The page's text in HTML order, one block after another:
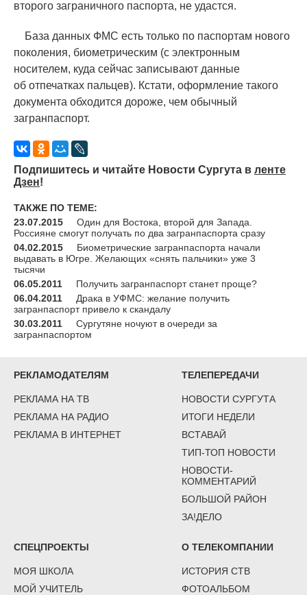
второго заграничного паспорта, не удастся.
База данных ФМС есть только по паспортам нового
поколения, биометрическим (с электронным
носителем, куда сейчас записывают данные
об отпечатках пальцев). Кстати, оформление такого
документа обходится дороже, чем обычный
загранпаспорт.
Подпишитесь и читайте Новости Сургута в ленте
Дзен!
ТАКЖЕ ПО ТЕМЕ:
23.07.2015
Один для Востока, второй для Запада.
Россияне смогут получать по два загранпаспорта сразу
04.02.2015
Биометрические загранпаспорта начали
выдавать в Югре. Желающих «снять пальчики» уже 3
тысячи
06.05.2011
Получить загранпаспорт станет проще?
06.04.2011
Драка в УФМС: желание получить
загранпаспорт привело к скандалу
30.03.2011
Сургутяне ночуют в очереди за
загранпаспортом
РЕКЛАМОДАТЕЛЯМ
РЕКЛАМА НА ТВ
РЕКЛАМА НА РАДИО
РЕКЛАМА В ИНТЕРНЕТ
ТЕЛЕПЕРЕДАЧИ
НОВОСТИ СУРГУТА
ИТОГИ НЕДЕЛИ
ВСТАВАЙ
ТИП-ТОП НОВОСТИ
НОВОСТИ-
КОММЕНТАРИЙ
БОЛЬШОЙ РАЙОН
ЗА!ДЕЛО
СПЕЦПРОЕКТЫ
МОЯ ШКОЛА
МОЙ УЧИТЕЛЬ
О ТЕЛЕКОМПАНИИ
ИСТОРИЯ СТВ
ФОТОАЛЬБОМ